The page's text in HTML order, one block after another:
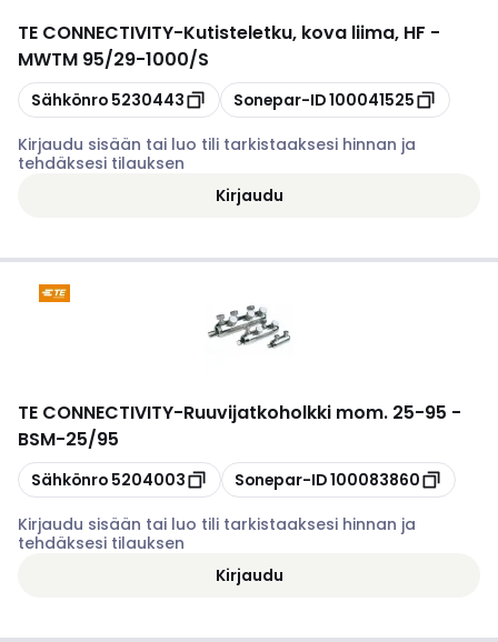
TE CONNECTIVITY-Kutisteletku, kova liima, HF -
MWTM 95/29-1000/S
Kopioi
Sähkönro 5230443 Kopioi
Sonepar-ID100041525
Kirjaudu sisään tai luo tili tarkistaaksesi hinnan ja
tehdäksesi tilauksen
Kirjaudu
TE CONNECTIVITY-Ruuvijatkoholkki mom. 25-95 -
BSM-25/95
Kopioi
Sähkönro 5204003 Kopioi
Sonepar-ID100083860
Kirjaudu sisään tai luo tili tarkistaaksesi hinnan ja
tehdäksesi tilauksen
Kirjaudu